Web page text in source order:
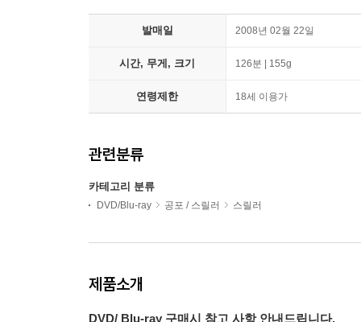
발매일 2008년 02월 22일
시간, 무게, 크기 126분 | 155g
연령제한 18세 이용가
관련분류
카테고리 분류
DVD/Blu-ray 공포 / 스릴러 스릴러
제품소개
DVD/ Blu-ray 구매시 참고 사항 안내드립니다.